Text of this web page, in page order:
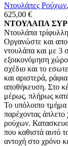
Ντουλάπες Ρούχων
625,00 €
ΝΤΟΥΛΑΠΑ
Ντουλάπα
Οργανώστε και
ντουλάπα και με 3
εξοικονόμηση
σχέδιο και το
και αριστερά,
αποθήκευση. Στο
μέρως, πλήρως
Το υπόλοιπο τμήμα
παρέχοντας
ρούχων.
που καθιστά αυτό
αντοχή στο χρόνο